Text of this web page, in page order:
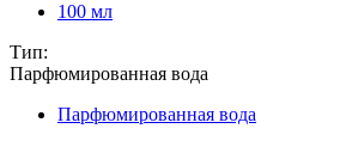
100 мл
Тип:
Парфюмированная вода
Парфюмированная вода